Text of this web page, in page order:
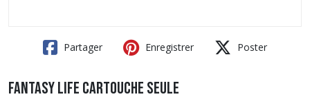
Partager Enregistrer Poster
Fantasy Life Cartouche seule